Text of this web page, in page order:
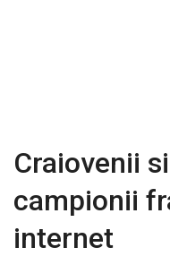
Craiovenii
campionii
internet